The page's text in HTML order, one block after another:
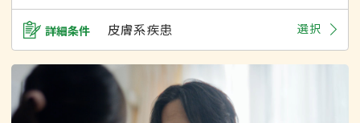
詳細条件 皮膚系疾患 選択